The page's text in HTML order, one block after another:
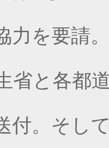
力を要請
省と各都
付。そし